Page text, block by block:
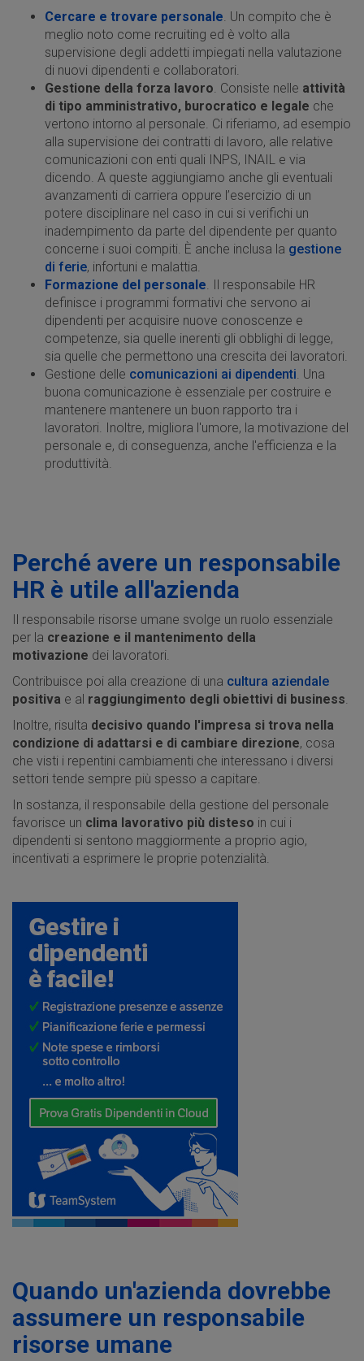
Cercare e trovare personale. Un compito che è
meglio noto come recruiting ed è volto alla
supervisione degli addetti impiegati nella valutazione
di nuovi dipendenti e collaboratori.
Gestione della forza lavoro. Consiste nelle attività
di tipo amministrativo, burocratico e legale che
vertono intorno al personale. Ci riferiamo, ad esempio
alla supervisione dei contratti di lavoro, alle relative
comunicazioni con enti quali INPS, INAIL e via
dicendo. A queste aggiungiamo anche gli eventuali
avanzamenti di carriera oppure l’esercizio di un
potere disciplinare nel caso in cui si verifichi un
inadempimento da parte del dipendente per quanto
concerne i suoi compiti. È anche inclusa la gestione
di ferie, infortuni e malattia.
Formazione del personale. Il responsabile HR
definisce i programmi formativi che servono ai
dipendenti per acquisire nuove conoscenze e
competenze, sia quelle inerenti gli obblighi di legge,
sia quelle che permettono una crescita dei lavoratori.
Gestione delle comunicazioni ai dipendenti. Una
buona comunicazione è essenziale per costruire e
mantenere mantenere un buon rapporto tra i
lavoratori. Inoltre, migliora l'umore, la motivazione del
personale e, di conseguenza, anche l'efficienza e la
produttività.
Perché avere un responsabile
HR è utile all'azienda
Il responsabile risorse umane svolge un ruolo essenziale
per la creazione e il mantenimento della
motivazione dei lavoratori.
Contribuisce poi alla creazione di una cultura aziendale
positiva e al raggiungimento degli obiettivi di business.
Inoltre, risulta decisivo quando l'impresa si trova nella
condizione di adattarsi e di cambiare direzione, cosa
che visti i repentini cambiamenti che interessano i diversi
settori tende sempre più spesso a capitare.
In sostanza, il responsabile della gestione del personale
favorisce un clima lavorativo più disteso in cui i
dipendenti si sentono maggiormente a proprio agio,
incentivati a esprimere le proprie potenzialità.
Quando un'azienda dovrebbe
assumere un responsabile
risorse umane